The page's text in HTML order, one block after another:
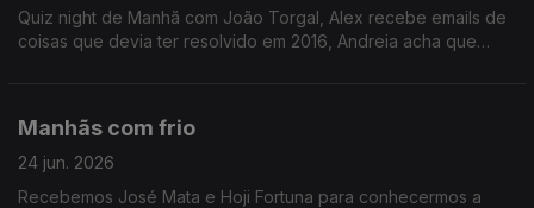
Quiz night de Manhã com João Torgal, Alex recebe emails de
coisas que devia ter resolvido em 2016, Andreia acha que
Manhãs com frio
24 jun. 2026
Recebemos José Mata e Hoji Fortuna para conhecermos a